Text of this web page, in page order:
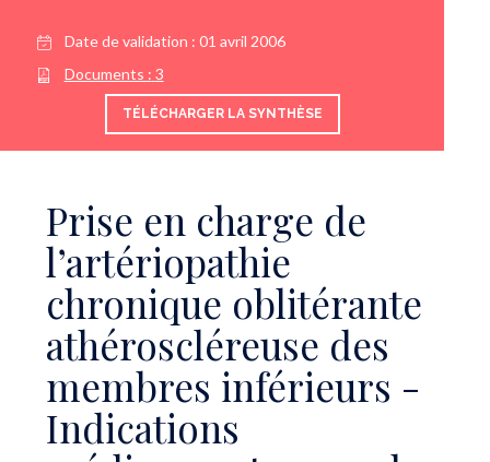
Date de validation : 01 avril 2006
Documents : 3
TÉLÉCHARGER LA SYNTHÈSE
Prise en charge de
l’artériopathie
chronique oblitérante
athéroscléreuse des
membres inférieurs -
Indications